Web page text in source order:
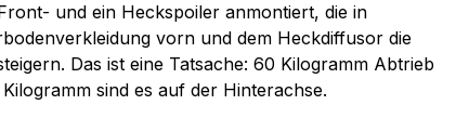
und ein Heckspoiler anmontiert, die in
vorn und dem Heckdiffusor die
Das ist eine Tatsache: 60 Kilogramm Abtrieb
sind es auf der Hinterachse.